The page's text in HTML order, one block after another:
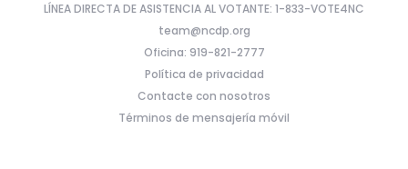
LÍNEA DIRECTA DE ASISTENCIA AL VOTANTE: 1-833-VOTE4NC
team@ncdp.org
Oficina: 919-821-2777
Política de privacidad
Contacte con nosotros
Términos de mensajería móvil